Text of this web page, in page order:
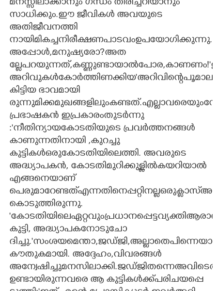
മനസ്സിലാക്കാനും ഗന്ധം തിരിച്ചറിയാനും
സാധിക്കും.ഈ ജീവികൾ അവയുടെ
അതിജീവനത്തി
നായിമികച്ചനിരീക്ഷണപാടവംഉപയോഗിക്കുന്നു.
അപ്പോൾ,മനുഷ്യരോ?അത
കിട്ടിയ ഭാവമായി
പ്രഭാഷകൻ ഇപ്രകാരംതുടർന്നു
:"നീതിന്യായകോടതിയുടെ പ്രവർത്തനങ്ങൾ
കാണുന്നതിനായി ,കുറച്ചു
കുട്ടികൾഒരുകോടതിയിലെത്തി. അവരുടെ
അദ്ധ്യാപകൻ, കോടതിമുറിക്കുള്ളിൽകയറിയാൽ
എങ്ങനെയാണ്
കൊടുത്തിരുന്നു.
കുട്ടി, അദ്ധ്യാപകനോടുചോ
കൗതുകമായി. അദ്ദേഹം,വിവരങ്ങൾ
ഉണ്ടായിരുന്നവരെ ആ കുട്ടികൾക്ക്പരിചയപ്പെ